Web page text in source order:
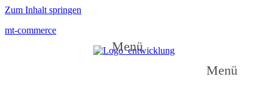
Zum Inhalt springen
mt-commerce
Menü
Menü